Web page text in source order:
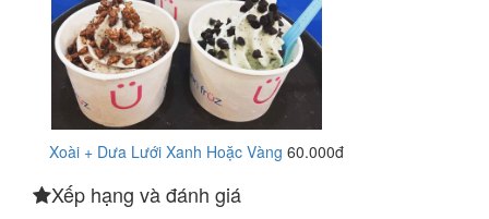
Xoài + Dưa Lưới Xanh Hoặc Vàng 60.000đ
Xếp hạng và đánh giá